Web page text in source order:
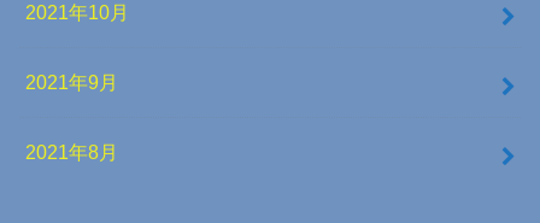
2021年10月
2021年9月
2021年8月